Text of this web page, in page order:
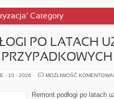
Category
PO LATACH
- 10 - 2026 MOŻLIWOŚĆ
Remont podłogi po latach